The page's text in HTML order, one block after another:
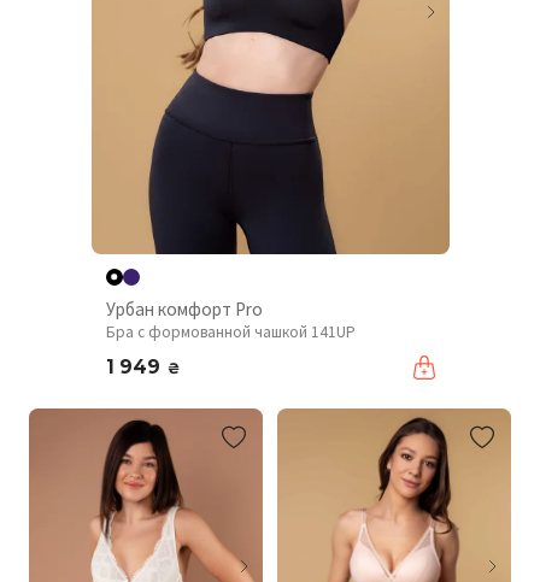
Урбан комфорт Pro
Бра с формованной чашкой 141UP
1 949 ₴